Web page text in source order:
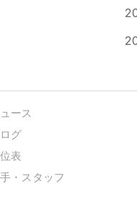
ース
グ
表
・スタッフ